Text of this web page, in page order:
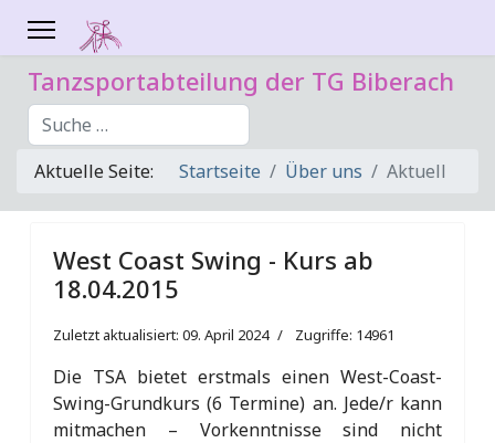
Tanzsportabteilung der TG Biberach
Suchen
Aktuelle Seite: Startseite Über uns Aktuell
West Coast Swing - Kurs ab
18.04.2015
Zuletzt aktualisiert: 09. April 2024 Zugriffe: 14961
Die TSA bietet erstmals einen West-Coast-
Swing-Grundkurs (6 Termine) an. Jede/r kann
mitmachen – Vorkenntnisse sind nicht